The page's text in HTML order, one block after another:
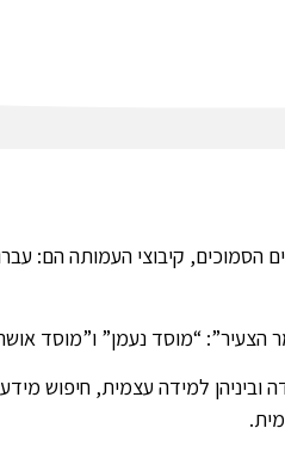
העירוניים הסמוכים, קיבוצי
וביניהן למידה עצמית, חיפוש